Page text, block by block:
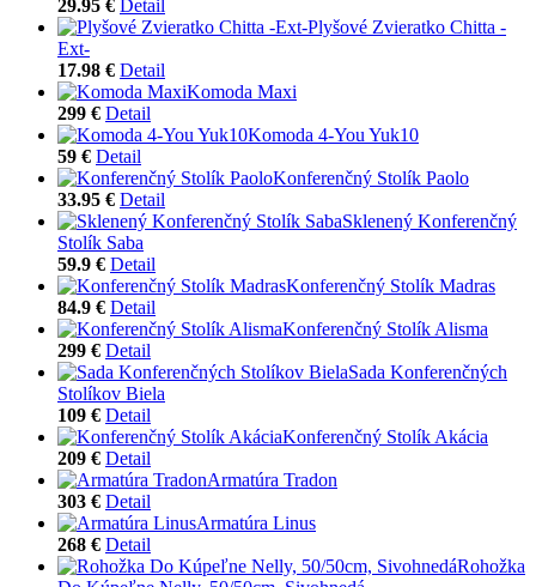
29.95 € Detail
Plyšové Zvieratko Chitta -
Ext-
17.98 € Detail
Komoda Maxi
299 € Detail
Komoda 4-You Yuk10
59 € Detail
Konferenčný Stolík Paolo
33.95 € Detail
Sklenený Konferenčný
Stolík Saba
59.9 € Detail
Konferenčný Stolík Madras
84.9 € Detail
Konferenčný Stolík Alisma
299 € Detail
Sada Konferenčných
Stolíkov Biela
109 € Detail
Konferenčný Stolík Akácia
209 € Detail
Armatúra Tradon
303 € Detail
Armatúra Linus
268 € Detail
Rohožka